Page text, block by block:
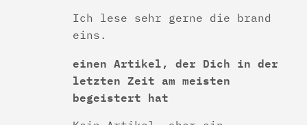
Ich lese sehr gerne die brand
eins.
einen Artikel, der Dich in der
letzten Zeit am meisten
begeistert hat